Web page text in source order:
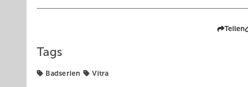
Teilen
Tags
Badserien Vitra